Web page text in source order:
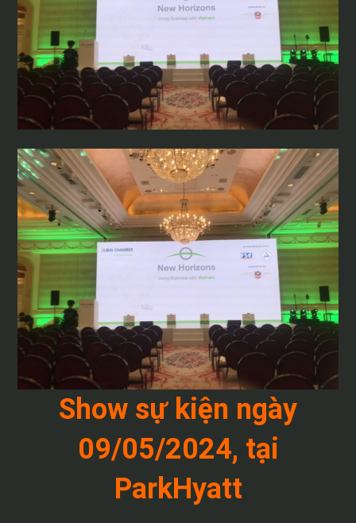
Show sự kiện ngày
09/05/2024, tại
ParkHyatt